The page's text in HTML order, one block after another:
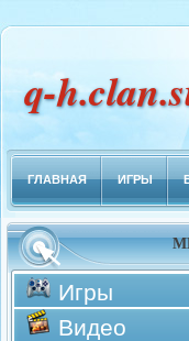
q-
ГЛАВНАЯ ИГРЫ
Игры
Видео